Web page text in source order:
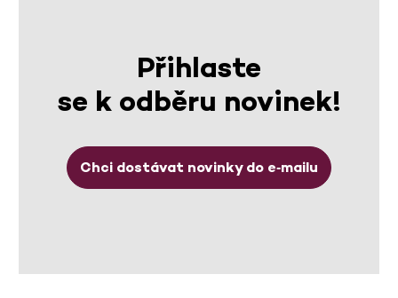
Přihlaste
se k odběru novinek!
Chci dostávat novinky do e‑mailu